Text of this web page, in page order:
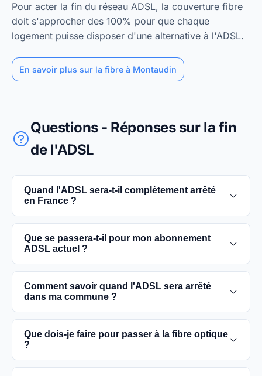
Pour acter la fin du réseau ADSL, la couverture fibre
doit s'approcher des 100% pour que chaque
logement puisse disposer d'une alternative à l'ADSL.
En savoir plus sur la fibre à Montaudin
Questions - Réponses sur la fin
de l'ADSL
Quand l'ADSL sera-t-il complètement arrêté
en France ?
L'extinction complète du réseau ADSL est prévue
pour 2030. D'ici là, les utilisateurs sont
optique, plus rapides et fiables.
Que se passera-t-il pour mon abonnement
ADSL actuel ?
Vous pouvez continuer à utiliser votre
abonnement ADSL jusqu'à la date de fermeture du
conseillé de passer à la fibre optique dès que
possible pour une meilleure qualité de service.
Comment savoir quand l'ADSL sera arrêté
dans ma commune ?
Les dates précises de fermeture de l'ADSL varient
selon les communes. Vous pouvez trouver ces
commune spécifique.
Que dois-je faire pour passer à la fibre optique
?